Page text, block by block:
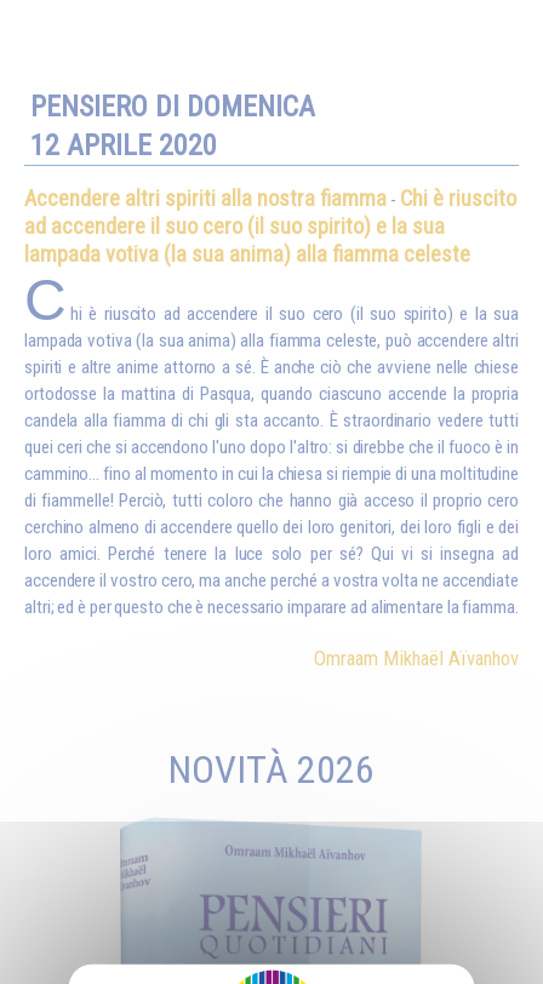
PENSIERO DI DOMENICA
12 APRILE 2020
Accendere altri spiriti alla nostra fiamma - Chi è riuscito
ad accendere il suo cero (il suo spirito) e la sua
lampada votiva (la sua anima) alla fiamma celeste
C hi è riuscito ad accendere il suo cero (il suo spirito) e la sua
lampada votiva (la sua anima) alla fiamma celeste, può accendere altri
spiriti e altre anime attorno a sé. È anche ciò che avviene nelle chiese
ortodosse la mattina di Pasqua, quando ciascuno accende la propria
candela alla fiamma di chi gli sta accanto. È straordinario vedere tutti
quei ceri che si accendono l'uno dopo l'altro: si direbbe che il fuoco è in
cammino... fino al momento in cui la chiesa si riempie di una moltitudine
di fiammelle! Perciò, tutti coloro che hanno già acceso il proprio cero
cerchino almeno di accendere quello dei loro genitori, dei loro figli e dei
loro amici. Perché tenere la luce solo per sé? Qui vi si insegna ad
accendere il vostro cero, ma anche perché a vostra volta ne accendiate
altri; ed è per questo che è necessario imparare ad alimentare la fiamma.
Omraam Mikhaël Aïvanhov
NOVITÀ 2026